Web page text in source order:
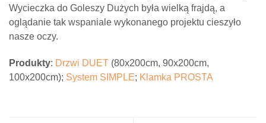
Wycieczka do Goleszy Dużych była wielką frajdą, a
oglądanie tak wspaniale wykonanego projektu cieszyło
nasze oczy.
Produkty: Drzwi DUET (80x200cm, 90x200cm,
100x200cm); System SIMPLE; Klamka PROSTA